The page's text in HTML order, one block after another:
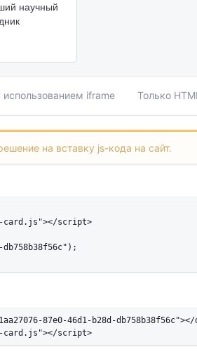
научный
использованием iframe Только HTML
на вставку js-кода на сайт.
card.js"></script>
87e0-46d1-b28d-